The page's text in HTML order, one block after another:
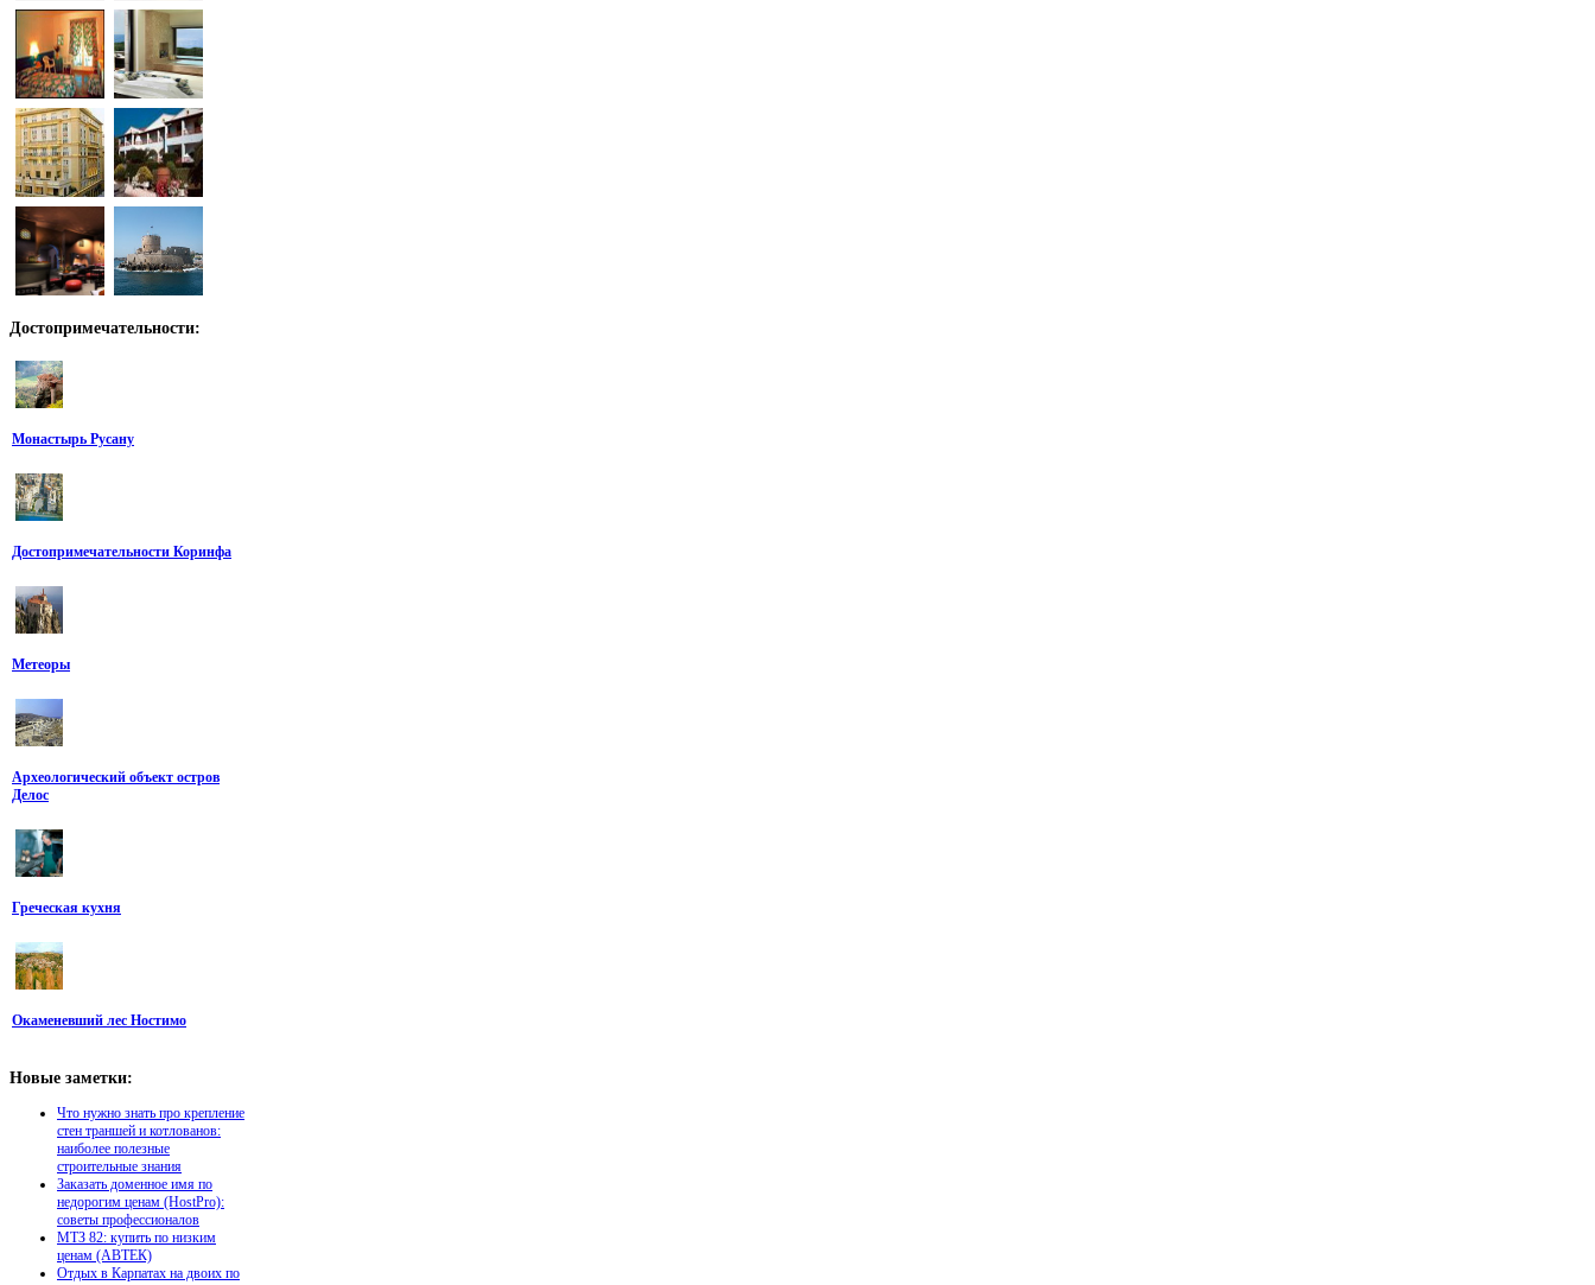
Достопримечательности:
Монастырь Русану
Достопримечательности Коринфа
Метеоры
Археологический объект остров
Делос
Греческая кухня
Окаменевший лес Ностимо
Новые заметки:
Что нужно знать про крепление
стен траншей и котлованов:
наиболее полезные
строительные знания
Заказать доменное имя по
недорогим ценам (HostPro):
советы профессионалов
МТЗ 82: купить по низким
ценам (АВТЕК)
Отдых в Карпатах на двоих по